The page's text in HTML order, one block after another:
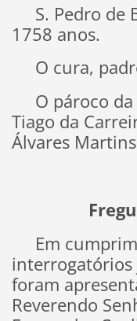
S. Pedro de
1758 anos.
O cura,
O pároco da
Tiago da
Álvares Martins
Em
foram
Reverendo